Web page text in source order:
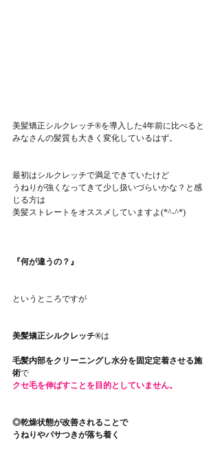
美髪矯正シルクレッチ®を導入した4年前に比べると
みなさんの髪質も大きく変化しているはず。
最初はシルクレッチで満足できていたけど
うねりが強くなってきて少し扱いづらいかな？と感
じる方は
美髪ストレートをオススメしていますよ(*^-^*)
『何が違うの？』
というところですが
美髪矯正シルクレッチ®は
毛髪内部をクリーニングし水分を固定定着させる施
術で
クセ毛を伸ばすことを目的としていません。
◎乾燥状態が改善されることで
うねりやパサつきが落ち着く